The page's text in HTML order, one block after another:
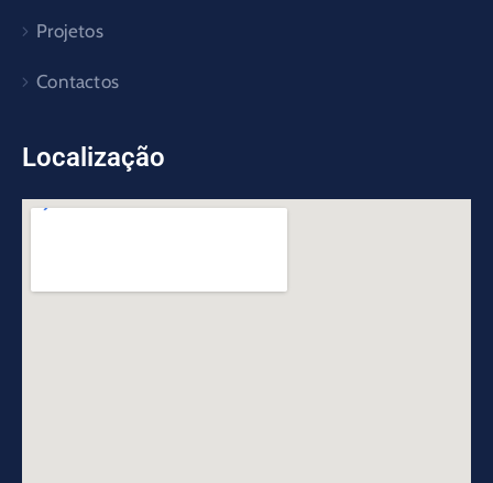
Projetos
Contactos
Localização